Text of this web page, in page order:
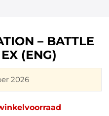
– BATTLE
(ENG)
2026